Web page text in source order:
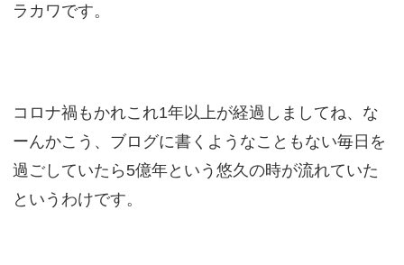
ラカワです。
コロナ禍もかれこれ1年以上が経過しましてね、な
ーんかこう、ブログに書くようなこともない毎日を
過ごしていたら5億年という悠久の時が流れていた
というわけです。